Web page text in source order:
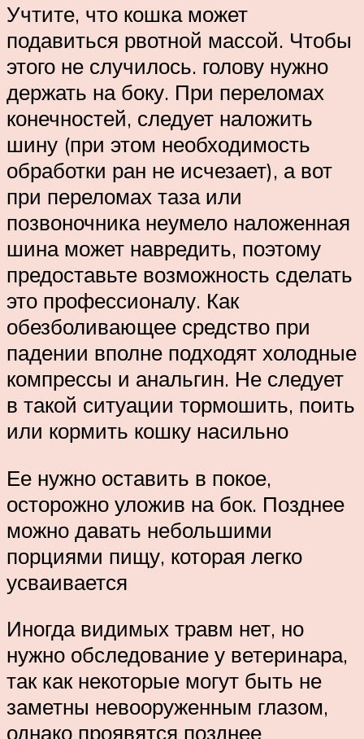
Учтите, что кошка может
подавиться рвотной массой. Чтобы
этого не случилось. голову нужно
держать на боку. При переломах
конечностей, следует наложить
шину (при этом необходимость
обработки ран не исчезает), а вот
при переломах таза или
позвоночника неумело наложенная
шина может навредить, поэтому
предоставьте возможность сделать
это профессионалу. Как
обезболивающее средство при
падении вполне подходят холодные
компрессы и анальгин. Не следует
в такой ситуации тормошить, поить
или кормить кошку насильно
Ее нужно оставить в покое,
осторожно уложив на бок. Позднее
можно давать небольшими
порциями пищу, которая легко
усваивается
Иногда видимых травм нет, но
нужно обследование у ветеринара,
так как некоторые могут быть не
заметны невооруженным глазом,
однако проявятся позднее